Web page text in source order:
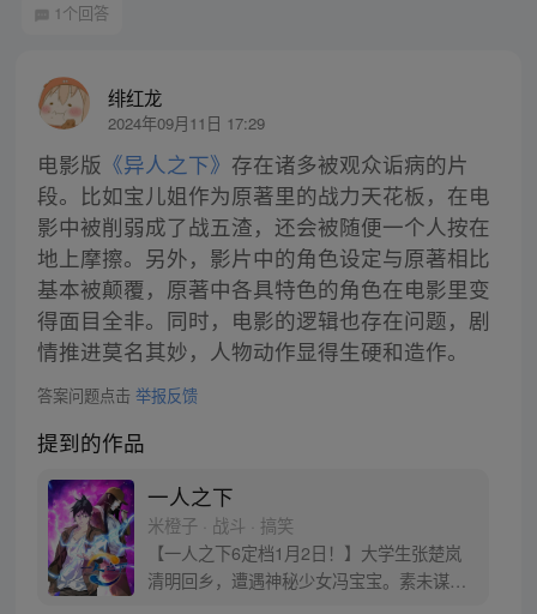
1个回答
绯红龙
2024年09月11日 17:29
电影版 《异人之下》 存在诸多被观众诟病的片
段。比如宝儿姐作为原著里的战力天花板，在电
影中被削弱成了战五渣，还会被随便一个人按在
地上摩擦。另外，影片中的角色设定与原著相比
基本被颠覆，原著中各具特色的角色在电影里变
得面目全非。同时，电影的逻辑也存在问题，剧
情推进莫名其妙，人物动作显得生硬和造作。
答案问题点击 举报反馈
提到的作品
一人之下
米橙子 · 战斗 · 搞笑
【一人之下6定档1月2日！】大学生张楚岚
清明回乡，遭遇神秘少女冯宝宝。素未谋面